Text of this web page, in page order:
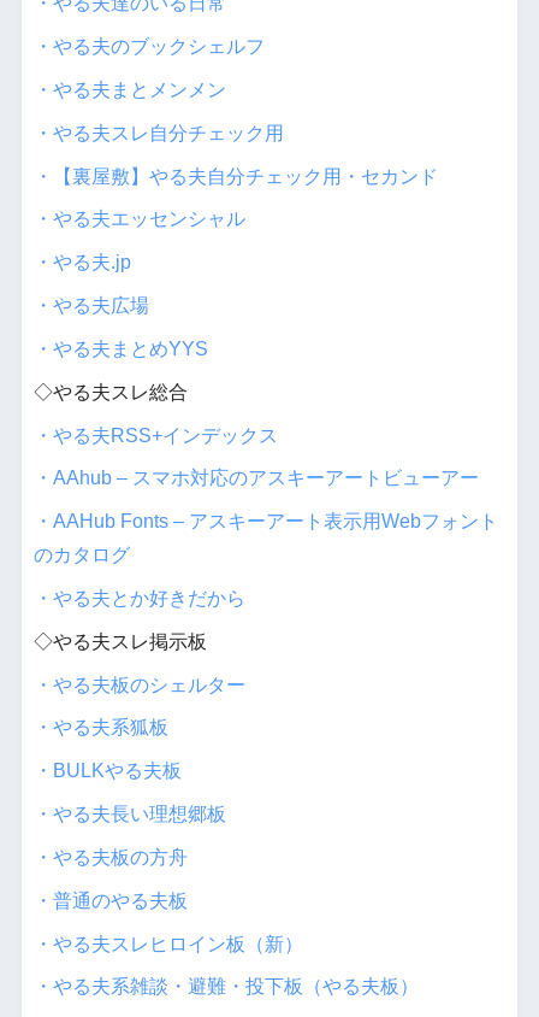
・やる夫のブックシェルフ
・やる夫まとメンメン
・やる夫スレ自分チェック用
・【裏屋敷】やる夫自分チェック用・セカンド
・やる夫エッセンシャル
・やる夫.jp
・やる夫広場
・やる夫まとめYYS
◇やる夫スレ総合
・やる夫RSS+インデックス
・AAhub – スマホ対応のアスキーアートビューアー
・AAHub Fonts – アスキーアート表示用Webフォント
のカタログ
・やる夫とか好きだから
◇やる夫スレ掲示板
・やる夫板のシェルター
・やる夫系狐板
・BULKやる夫板
・やる夫長い理想郷板
・やる夫板の方舟
・普通のやる夫板
・やる夫スレヒロイン板（新）
・やる夫系雑談・避難・投下板（やる夫板）